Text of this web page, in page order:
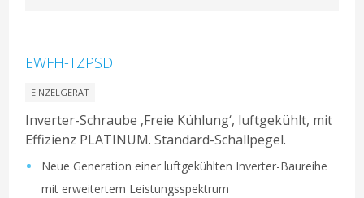
EWFH-TZPSD
EINZELGERÄT
Inverter-Schraube ‚Freie Kühlung‘, luftgekühlt, mit
Effizienz PLATINUM. Standard-Schallpegel.
Neue Generation einer luftgekühlten Inverter-Baureihe
mit erweitertem Leistungsspektrum